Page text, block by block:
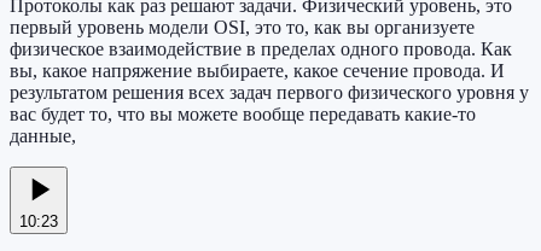
Протоколы как раз решают задачи. Физический уровень, это
первый уровень модели OSI, это то, как вы организуете
физическое взаимодействие в пределах одного провода. Как
вы, какое напряжение выбираете, какое сечение провода. И
результатом решения всех задач первого физического уровня у
вас будет то, что вы можете вообще передавать какие-то
данные,
10:23